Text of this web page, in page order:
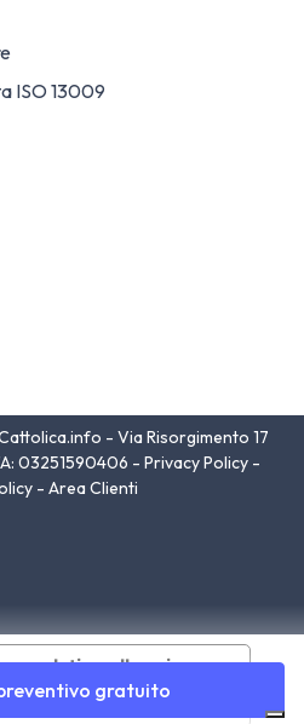
ISO 13009
- Via Risorgimento 17
03251590406 - Privacy Policy -
- Area Clienti
gratuito
relative alla privacy